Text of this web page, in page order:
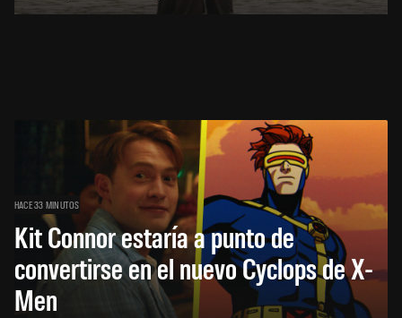
HACE 33 MINUTOS
Kit Connor estaría a punto de
convertirse en el nuevo Cyclops de X-
Men